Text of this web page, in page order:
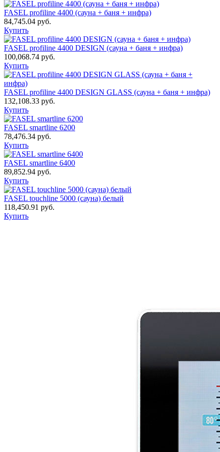
FASEL profiline 4400 (сауна + баня + инфра)
84,745.04 руб.
Купить
FASEL profiline 4400 DESIGN (сауна + баня + инфра)
100,068.74 руб.
Купить
FASEL profiline 4400 DESIGN GLASS (сауна + баня + инфра)
132,108.33 руб.
Купить
FASEL smartline 6200
78,476.34 руб.
Купить
FASEL smartline 6400
89,852.94 руб.
Купить
FASEL touchline 5000 (сауна) белый
118,450.91 руб.
Купить